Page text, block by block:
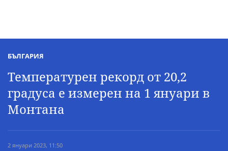
БЪЛГАРИЯ
Температурен рекорд от 20,2
градуса е измерен на 1 януари в
Монтана
2 януари 2023, 11:50